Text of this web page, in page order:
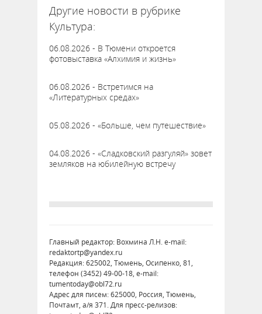
Другие новости в рубрике
Культура:
06.08.2026 - В Тюмени откроется
фотовыставка «Алхимия и жизнь»
06.08.2026 - Встретимся на
«Литературных средах»
05.08.2026 - «Больше, чем путешествие»
04.08.2026 - «Сладковский разгуляй» зовет
земляков на юбилейную встречу
Главный редактор: Вохмина Л.Н. e-mail:
redaktortp@yandex.ru
Редакция: 625002, Тюмень, Осипенко, 81,
телефон (3452) 49-00-18, e-mail:
tumentoday@obl72.ru
Адрес для писем: 625000, Россия, Тюмень,
Почтамт, а/я 371. Для пресс-релизов: